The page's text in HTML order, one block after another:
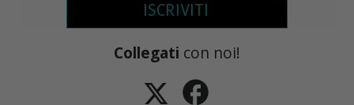
ISCRIVITI
Collegati con noi!